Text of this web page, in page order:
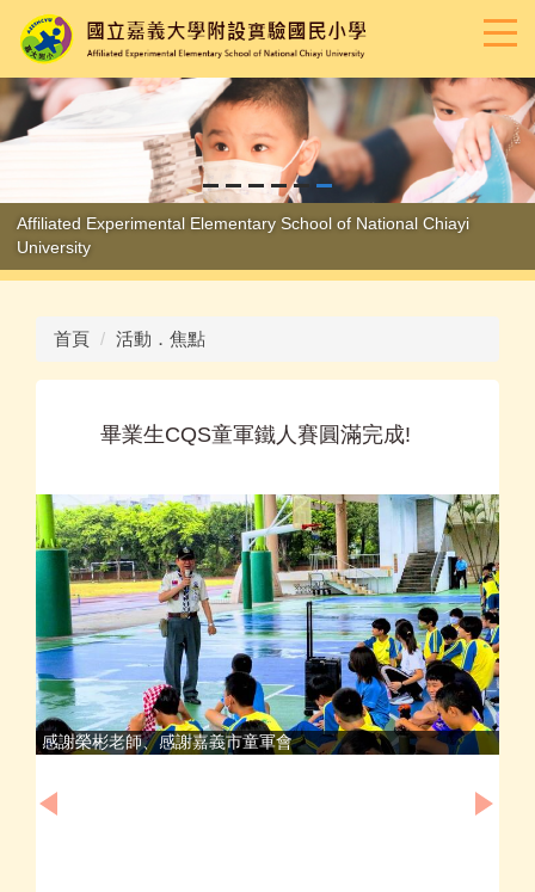
到
要
內
Affiliated Experimental Elementary School of National Chiayi
University
首頁 活動．焦點
畢業生CQS童軍鐵人賽圓滿完成!
感謝榮彬老師、感謝嘉義市童軍會